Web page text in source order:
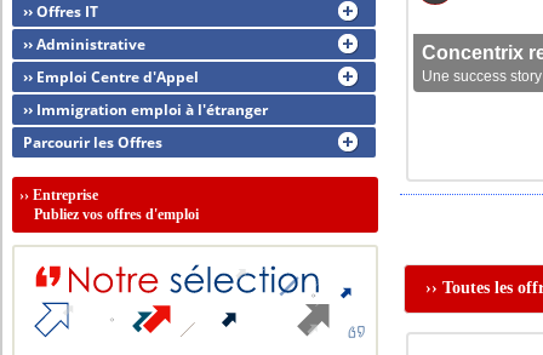
Concentrix
Une success
›› Toutes les
›› Offres IT
›› Administrative
›› Emploi Centre d'Appel
›› Immigration emploi à l'étranger
Parcourir les Offres
››Entreprise
Publiez vos offres d'emploi